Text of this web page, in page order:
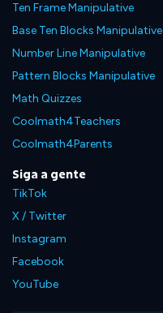
Ten Frame Manipulative
Base Ten Blocks Manipulative
Number Line Manipulative
Pattern Blocks Manipulative
Math Quizzes
Coolmath4Teachers
Coolmath4Parents
Siga a gente
TikTok
X / Twitter
Instagram
Facebook
YouTube